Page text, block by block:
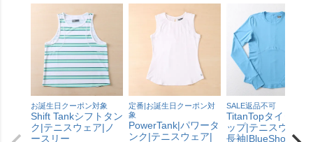
お誕生日クーポン対象
Shift Tankシフトタン
ク|テニスウェア|ノ
ースリー
定番|お誕生日クーポン対
象
PowerTank|パワータ
ンク|テニスウェア|
SALE返品不可
TitanTopタイタント
ップ|テニスウェア|
長袖|BlueShoresブ